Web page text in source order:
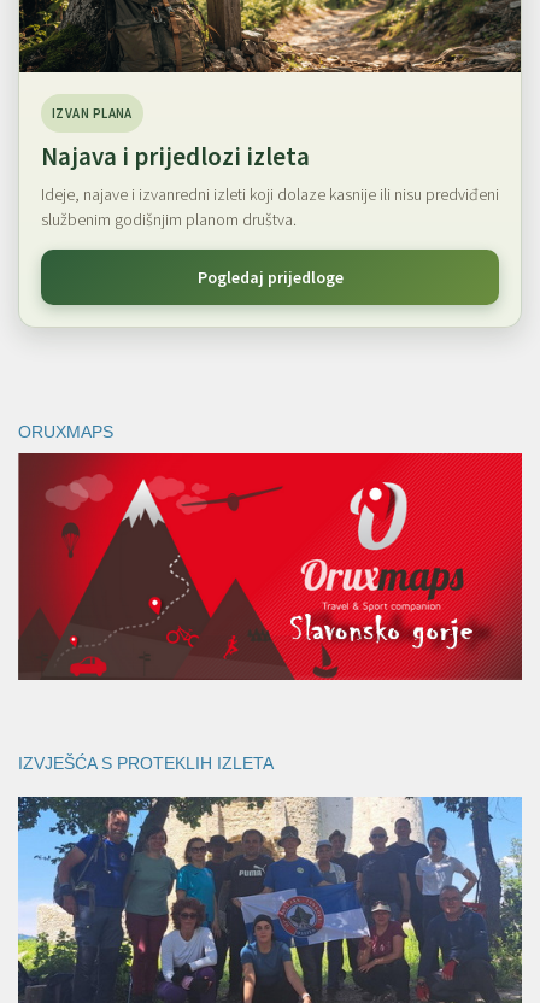
IZVAN PLANA
Najava i prijedlozi izleta
Ideje, najave i izvanredni izleti koji dolaze kasnije ili nisu predviđeni
službenim godišnjim planom društva.
Pogledaj prijedloge
ORUXMAPS
IZVJEŠĆA S PROTEKLIH IZLETA